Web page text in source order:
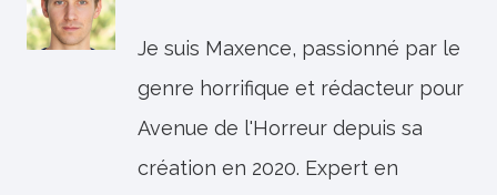
Je suis Maxence, passionné par le
genre horrifique et rédacteur pour
Avenue de l'Horreur depuis sa
création en 2020. Expert en